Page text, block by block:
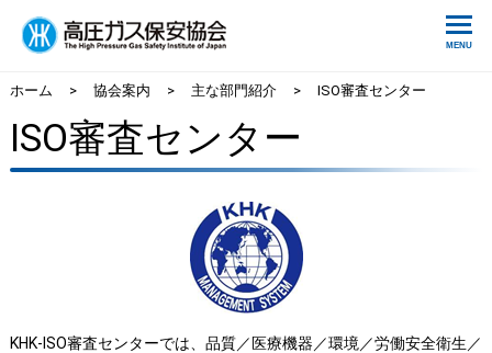
ホーム > 協会案内 > 主な部門紹介 > ISO審査センター
ISO審査センター
KHK-ISO審査センターでは、品質／医療機器／環境／労働安全衛生／